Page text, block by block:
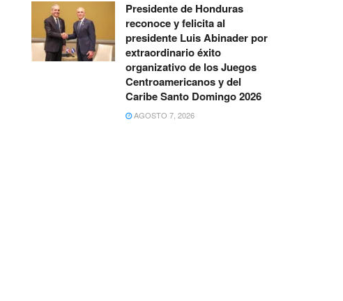
Presidente de Honduras
reconoce y felicita al
presidente Luis Abinader por
extraordinario éxito
organizativo de los Juegos
Centroamericanos y del
Caribe Santo Domingo 2026
AGOSTO 7, 2026